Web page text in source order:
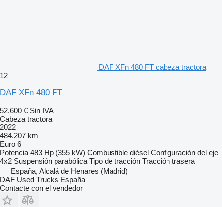
DAF XFn 480 FT cabeza tractora
12
DAF XFn 480 FT
52.600 € Sin IVA
Cabeza tractora
2022
484.207 km
Euro 6
Potencia 483 Hp (355 kW) Combustible diésel Configuración del eje
4x2 Suspensión parabólica Tipo de tracción Tracción trasera
España, Alcalá de Henares (Madrid)
DAF Used Trucks España
Contacte con el vendedor